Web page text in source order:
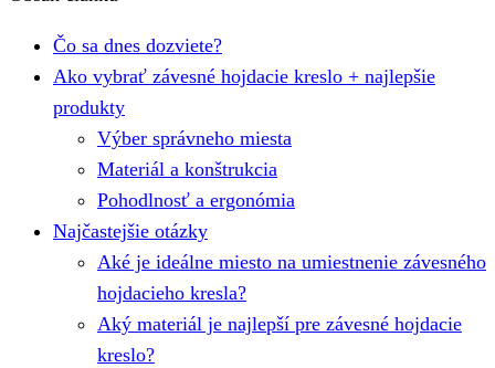
Čo sa dnes dozviete?
Ako vybrať závesné hojdacie kreslo + najlepšie
produkty
Výber správneho miesta
Materiál a konštrukcia
Pohodlnosť a ergonómia
Najčastejšie otázky
Aké je ideálne miesto na umiestnenie závesného
hojdacieho kresla?
Aký materiál je najlepší pre závesné hojdacie
kreslo?